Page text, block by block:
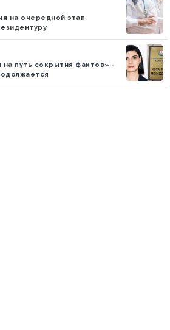
на очередной этап
на путь сокрытия фактов» -